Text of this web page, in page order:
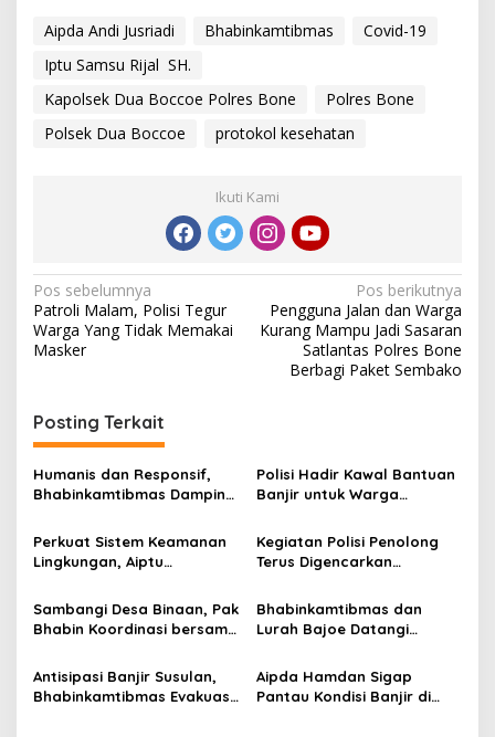
Aipda Andi Jusriadi Bhabinkamtibmas
Covid-19
Iptu Samsu Rijal SH.
Kapolsek Dua Boccoe Polres Bone
Polres Bone
Polsek Dua Boccoe
protokol kesehatan
Ikuti Kami
N
a
v
g
a
s
i
p
o
s
Pos sebelumnya
Patroli Malam, Polisi Tegur
Warga Yang Tidak Memakai
Masker
Pos berikutnya
Pengguna Jalan dan Warga
Kurang Mampu Jadi Sasaran
Satlantas Polres Bone
Berbagi Paket Sembako
Posting Terkait
Humanis dan Responsif,
Bhabinkamtibmas Dampingi
Bencana di Masumpu
Polisi Hadir Kawal Bantuan
Banjir untuk Warga
Salurkan Logistik
Kemanusiaan
Perkuat Sistem Keamanan
Lingkungan, Aiptu
Sambangi Pos Satkamling
Kegiatan Polisi Penolong
Terus Digencarkan
Dalam Melayani
Masyarakat
Sambangi Desa Binaan, Pak
Bhabin Koordinasi bersama
Kamtibmas
Bhabinkamtibmas dan
Lurah Bajoe Datangi
Dunia Akibat Banjir
Antisipasi Banjir Susulan,
Bhabinkamtibmas Evakuasi
Aipda Hamdan Sigap
Pantau Kondisi Banjir di